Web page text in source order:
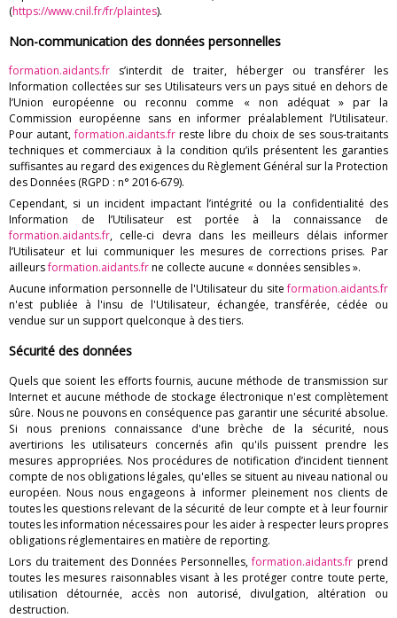
(https://www.cnil.fr/fr/plaintes).
Non-communication des données personnelles
formation.aidants.fr s’interdit de traiter, héberger ou transférer les
Information collectées sur ses Utilisateurs vers un pays situé en dehors de
l’Union européenne ou reconnu comme « non adéquat » par la
Commission européenne sans en informer préalablement l’Utilisateur.
Pour autant,formation.aidants.fr reste libre du choix de ses sous-traitants
techniques et commerciaux à la condition qu’ils présentent les garanties
suffisantes au regard des exigences du Règlement Général sur la Protection
des Données (RGPD : n° 2016-679).
Cependant, si un incident impactant l’intégrité ou la confidentialité des
Information de l’Utilisateur est portée à la connaissance de
formation.aidants.fr, celle-ci devra dans les meilleurs délais informer
l’Utilisateur et lui communiquer les mesures de corrections prises. Par
ailleursformation.aidants.frne collecte aucune « données sensibles ».
Aucune information personnelle de l'Utilisateur du siteformation.aidants.fr
n'est publiée à l'insu de l'Utilisateur, échangée, transférée, cédée ou
vendue sur un support quelconque à des tiers.
Sécurité des données
Quels que soient les efforts fournis, aucune méthode de transmission sur
Internet et aucune méthode de stockage électronique n'est complètement
sûre. Nous ne pouvons en conséquence pas garantir une sécurité absolue.
Si nous prenions connaissance d'une brèche de la sécurité, nous
avertirions les utilisateurs concernés afin qu'ils puissent prendre les
mesures appropriées. Nos procédures de notification d’incident tiennent
compte de nos obligations légales, qu'elles se situent au niveau national ou
européen. Nous nous engageons à informer pleinement nos clients de
toutes les questions relevant de la sécurité de leur compte et à leur fournir
toutes les information nécessaires pour les aider à respecter leurs propres
obligations réglementaires en matière de reporting.
Lors du traitement des Données Personnelles,formation.aidants.fr prend
toutes les mesures raisonnables visant à les protéger contre toute perte,
utilisation détournée, accès non autorisé, divulgation, altération ou
destruction.